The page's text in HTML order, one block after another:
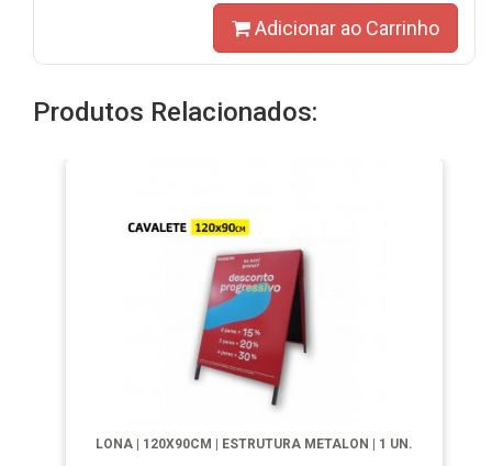
Adicionar ao Carrinho
Produtos Relacionados:
LONA | 120X90CM | ESTRUTURA METALON | 1 UN.